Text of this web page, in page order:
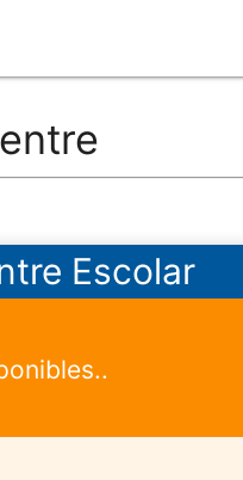
Escolar